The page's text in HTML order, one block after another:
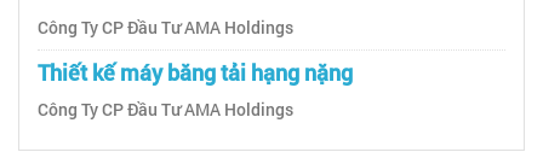
Công Ty CP Đầu Tư AMA Holdings
Thiết kế máy băng tải hạng nặng
Công Ty CP Đầu Tư AMA Holdings